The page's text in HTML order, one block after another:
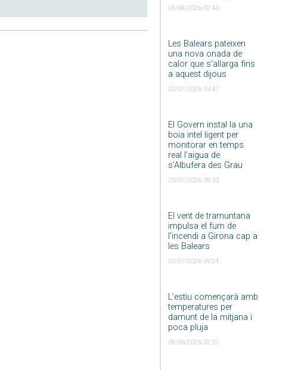
06/08/2026 02:44
Les Balears pateixen
una nova onada de
calor que s’allarga fins
a aquest dijous
20/07/2026 03:47
El Govern instal·la una
boia intel·ligent per
monitorar en temps
real l’aigua de
s’Albufera des Grau
20/07/2026 09:33
El vent de tramuntana
impulsa el fum de
l’incendi a Girona cap a
les Balears
03/07/2026 09:24
L’estiu començarà amb
temperatures per
damunt de la mitjana i
poca pluja
09/06/2026 02:52